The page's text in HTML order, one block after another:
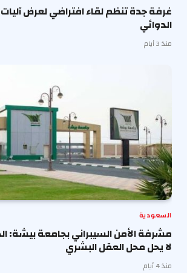
غرفة جدة تنظم لقاء افتراضي لعرض آليات
الدوائي
منذ 3 أيام
السعودية
مشرفة الأمن السيبراني بجامعة بيشة:
لا يحل محل العقل البشري
منذ 4 أيام